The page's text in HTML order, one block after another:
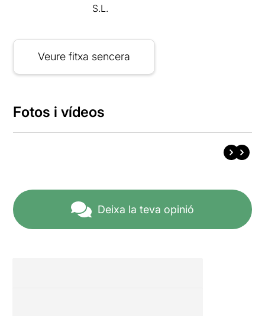
S.L.
Veure fitxa sencera
Fotos i vídeos
Deixa la teva opinió